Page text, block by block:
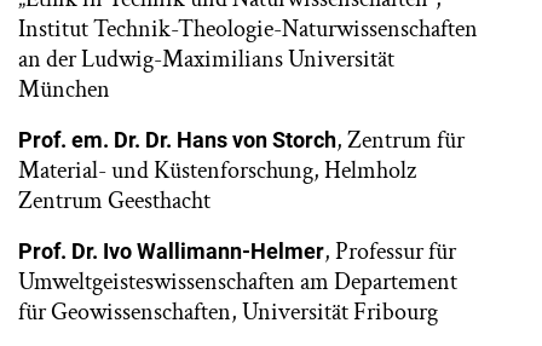
Institut Technik-Theologie-Naturwissenschaften
an der Ludwig-Maximilians Universität
München
Prof. em. Dr. Dr. Hans von Storch, Zentrum für
Material- und Küstenforschung, Helmholz
Zentrum Geesthacht
Prof. Dr. Ivo Wallimann-Helmer, Professur für
Umweltgeisteswissenschaften am Departement
für Geowissenschaften, Universität Fribourg